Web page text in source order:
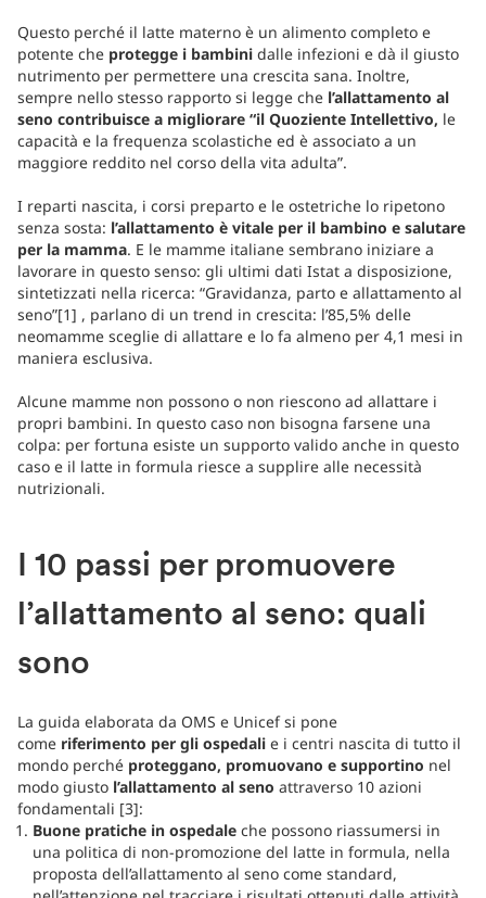
Questo perché il latte materno è un alimento completo e
potente che protegge i bambini dalle infezioni e dà il giusto
nutrimento per permettere una crescita sana. Inoltre,
sempre nello stesso rapporto si legge che l’allattamento al
seno contribuisce a migliorare “il Quoziente Intellettivo, le
capacità e la frequenza scolastiche ed è associato a un
maggiore reddito nel corso della vita adulta”.
I reparti nascita, i corsi preparto e le ostetriche lo ripetono
senza sosta: l’allattamento è vitale per il bambino e salutare
per la mamma. E le mamme italiane sembrano iniziare a
lavorare in questo senso: gli ultimi dati Istat a disposizione,
sintetizzati nella ricerca: “Gravidanza, parto e allattamento al
seno”[1] , parlano di un trend in crescita: l’85,5% delle
neomamme sceglie di allattare e lo fa almeno per 4,1 mesi in
maniera esclusiva.
Alcune mamme non possono o non riescono ad allattare i
propri bambini. In questo caso non bisogna farsene una
colpa: per fortuna esiste un supporto valido anche in questo
caso e il latte in formula riesce a supplire alle necessità
nutrizionali.
I 10 passi per promuovere
l’allattamento al seno: quali
sono
La guida elaborata da OMS e Unicef si pone
come riferimento per gli ospedali e i centri nascita di tutto il
mondo perché proteggano, promuovano e supportino nel
modo giusto l’allattamento al seno attraverso 10 azioni
fondamentali [3]:
Buone pratiche in ospedale che possono riassumersi in
una politica di non-promozione del latte in formula, nella
proposta dell’allattamento al seno come standard,